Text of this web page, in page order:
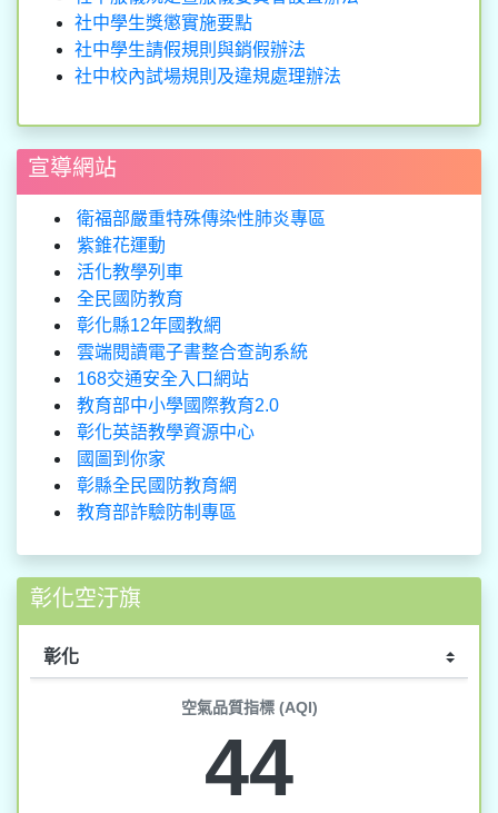
社中學生獎懲實施要點
社中學生請假規則與銷假辦法
社中校內試場規則及違規處理辦法
宣導網站
衛福部嚴重特殊傳染性肺炎專區
紫錐花運動
活化教學列車
全民國防教育
彰化縣12年國教網
雲端閱讀電子書整合查詢系統
168交通安全入口網站
教育部中小學國際教育2.0
彰化英語教學資源中心
國圖到你家
彰縣全民國防教育網
教育部詐驗防制專區
彰化空汙旗
空氣品質指標 (AQI)
44